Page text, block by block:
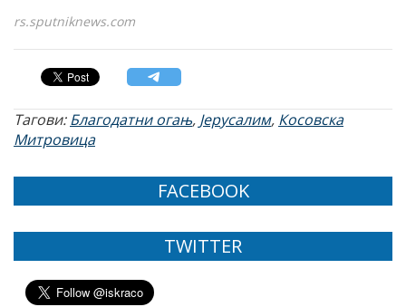
rs.sputniknews.com
Тагови:Благодатни огањ, Јерусалим, Косовска
Митровица
FACEBOOK
TWITTER